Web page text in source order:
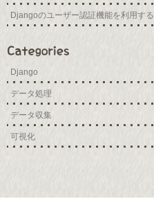
Djangoのユーザー認証機能を利用する
Django
データ処理
データ収集
可視化